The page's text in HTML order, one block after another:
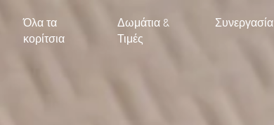
Όλα τα
κορίτσια
Δωμάτια &
Τιμές
Συνεργασία